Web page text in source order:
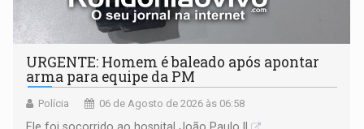
URGENTE: Homem é baleado após apontar
arma para equipe da PM
Polícia 06 de Agosto de 2026 às 06:58